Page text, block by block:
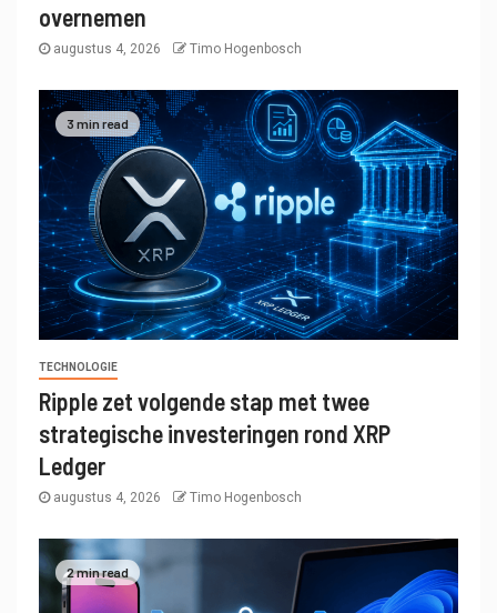
overnemen
augustus 4, 2026 Timo Hogenbosch
3 min read
TECHNOLOGIE
Ripple zet volgende stap met twee
strategische investeringen rond XRP
Ledger
augustus 4, 2026 Timo Hogenbosch
2 min read